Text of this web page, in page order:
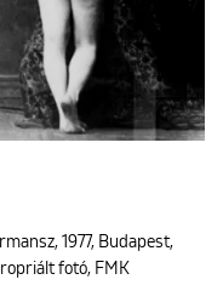
1977, Budapest,
fotó, FMK